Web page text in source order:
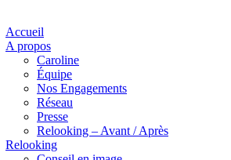
Accueil
A propos
Caroline
Équipe
Nos Engagements
Réseau
Presse
Relooking – Avant / Après
Relooking